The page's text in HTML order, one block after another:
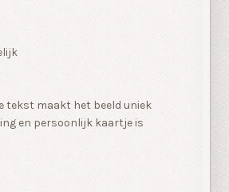
tekst maakt het beeld uniek
en persoonlijk kaartje is